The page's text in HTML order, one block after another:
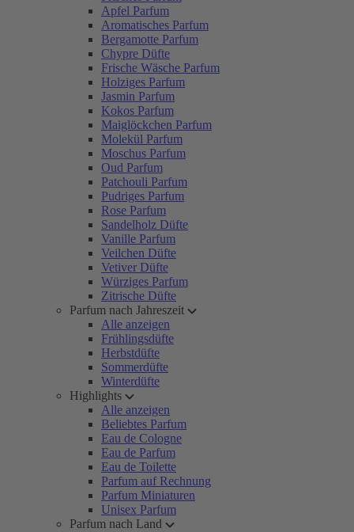
Apfel Parfum
Aromatisches Parfum
Bergamotte Parfum
Chypre Düfte
Frische Wäsche Parfum
Holziges Parfum
Jasmin Parfum
Kokos Parfum
Maiglöckchen Parfum
Molekül Parfum
Moschus Parfum
Oud Parfum
Patchouli Parfum
Pudriges Parfum
Rose Parfum
Sandelholz Düfte
Vanille Parfum
Veilchen Düfte
Vetiver Düfte
Würziges Parfum
Zitrische Düfte
Parfum nach Jahreszeit
Alle anzeigen
Frühlingsdüfte
Herbstdüfte
Sommerdüfte
Winterdüfte
Highlights
Alle anzeigen
Beliebtes Parfum
Eau de Cologne
Eau de Parfum
Eau de Toilette
Parfum auf Rechnung
Parfum Miniaturen
Unisex Parfum
Parfum nach Land